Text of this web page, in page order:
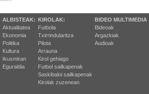
ALBISTEAK:
Aktualitatea
Ekonomia
Politika
Kultura
Ikusmiran
Eguraldia
KIROLAK:
Futbola
Txirrindularitza
Pilota
Arrauna
Kirol gehiago
Futbol sailkapenak
Saskibaloi sailkapenak
Kirolak zuzenean
BIDEO MULTIMEDIA
Bideoak
Argazkiak
Audioak